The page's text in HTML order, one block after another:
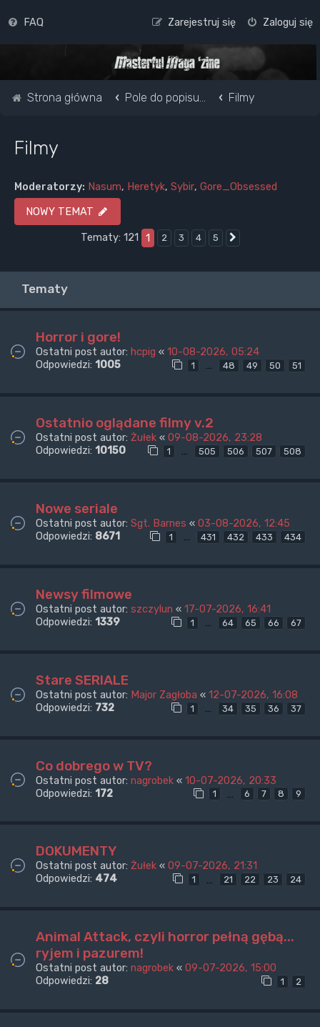
FAQ Zaloguj się
Zarejestruj się
Strona główna Pole do popisu... Filmy
Filmy
Moderatorzy: Nasum, Heretyk, Sybir, Gore_Obsessed
NOWY TEMAT
Tematy: 121
1 2 3 4 5
Tematy
Horror i gore!
Ostatni post autor: hcpig « 10-08-2026, 05:24
Odpowiedzi: 1005 1 … 48 49 50 51
Ostatnio oglądane filmy v.2
Ostatni post autor: Żułek « 09-08-2026, 23:28
Odpowiedzi: 10150 1 … 505 506 507 508
Nowe seriale
Ostatni post autor: Sgt. Barnes « 03-08-2026, 12:45
Odpowiedzi: 8671 1 … 431 432 433 434
Newsy filmowe
Ostatni post autor: szczylun « 17-07-2026, 16:41
Odpowiedzi: 1339 1 … 64 65 66 67
Stare SERIALE
Ostatni post autor: Major Zagłoba « 12-07-2026, 16:08
Odpowiedzi: 732 1 … 34 35 36 37
Co dobrego w TV?
Ostatni post autor: nagrobek « 10-07-2026, 20:33
Odpowiedzi: 172 1 … 6 7 8 9
DOKUMENTY
Ostatni post autor: Żułek « 09-07-2026, 21:31
Odpowiedzi: 474 1 … 21 22 23 24
Animal Attack, czyli horror pełną gębą...
ryjem i pazurem!
Ostatni post autor: nagrobek « 09-07-2026, 15:00
Odpowiedzi: 28 1 2